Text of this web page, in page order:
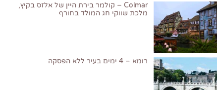
Colmar – קולמר בירת היין של אלזס בקיץ,
מלכת שווקי חג המולד בחורף
רומא – 4 ימים בעיר ללא הפסקה